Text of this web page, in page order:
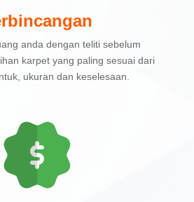
anda dengan teliti sebelum
karpet yang paling sesuai dari
ukuran dan keselesaan.